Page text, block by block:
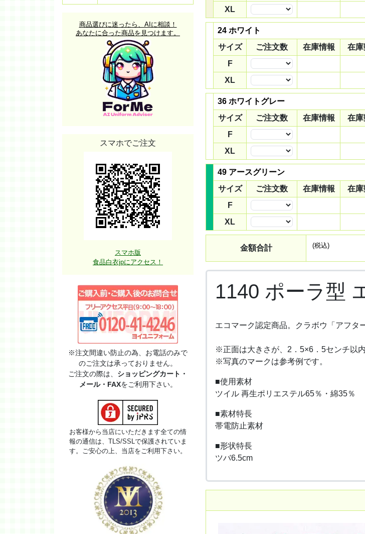
商品選びに迷ったら、AIに相談！
あなたに合った商品を見つけます。
スマホでご注文
スマホ版
食品白衣jpにアクセス！
※注文間違い防止の為、お電話のみで
のご注文は承っておりません。
ご注文の際は、 ショッピングカート・
メール・FAXをご利用下さい。
お客様から当店にいただきます全ての情
報の通信は、TLS/SSLで保護されていま
す。ご安心の上、当店をご利用下さい。
XL
24 ホワイト
サイズ
ご注文数 在庫情報
在
F
XL
36 ホワイトグレー
サイズ
ご注文数 在庫情報
在
F
XL
49 アースグリーン
サイズ
ご注文数 在庫情報
在
F
XL
金額合計 (税込)
1140 ポーラ型
エコマーク認定商品。クラボウ「アフタ
※正面は大きさが、2．5×6．5センチ以
※写真のマークは参考例です。
■使用素材
ツイル 再生ポリエステル65％・綿35％
■素材特長
帯電防止素材
■形状特長
ツバ6.5cm